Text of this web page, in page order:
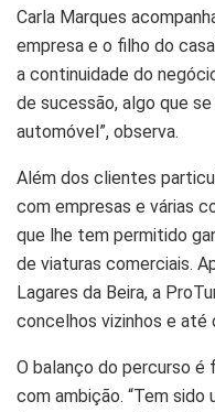
Carla Marques
empresa e o filho do
a continuidade do
de sucessão, algo que
automóvel”, observa.
Além dos clientes
com empresas e várias
que lhe tem permitido
de viaturas comerciais.
Lagares da Beira, a
concelhos vizinhos e até
O balanço do percurso
com ambição. “Tem sido